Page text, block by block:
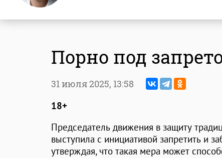
Порно под
31 июля 2025, 13:58
18+
Председатель движения в защиту
выступила с инициативой запретить и
утверждая, что такая мера может